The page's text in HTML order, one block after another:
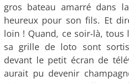
gros bateau amarré dans
heureux pour son fils. Et
loin ! Quand, ce soir-là, tous
sa grille de loto sont
devant le petit écran de
aurait pu devenir